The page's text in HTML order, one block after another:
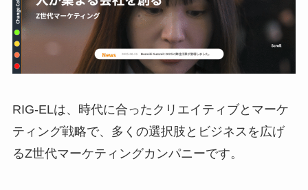
RIG-ELは、時代に合ったクリエイティブとマーケ
ティング戦略で、多くの選択肢とビジネスを広げ
るZ世代マーケティングカンパニーです。